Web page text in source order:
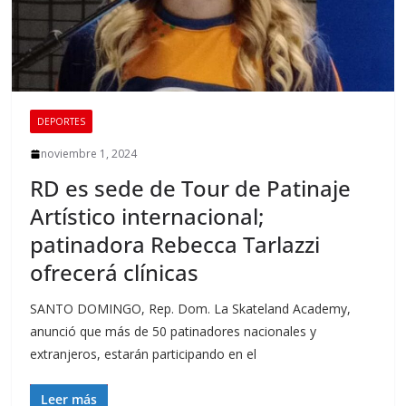
DEPORTES
noviembre 1, 2024
RD es sede de Tour de Patinaje
Artístico internacional;
patinadora Rebecca Tarlazzi
ofrecerá clínicas
SANTO DOMINGO, Rep. Dom. La Skateland Academy,
anunció que más de 50 patinadores nacionales y
extranjeros, estarán participando en el
Leer más